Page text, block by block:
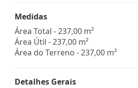
Medidas
Área Total - 237,00 m²
Área Útil - 237,00 m²
Área do Terreno - 237,00 m²
Detalhes Gerais